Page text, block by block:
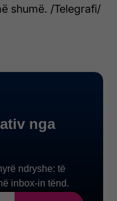
shumë. /Telegrafi/